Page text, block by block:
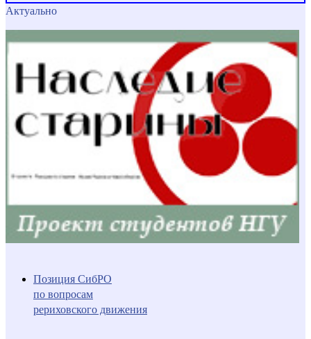
Актуально
Позиция СибРО
по вопросам
рериховского движения